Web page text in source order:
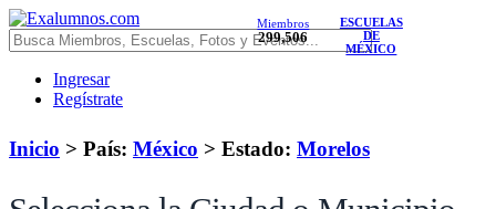
Miembros
299,506
ESCUELAS
DE
MÉXICO
Ingresar
Regístrate
Inicio > País: México > Estado: Morelos